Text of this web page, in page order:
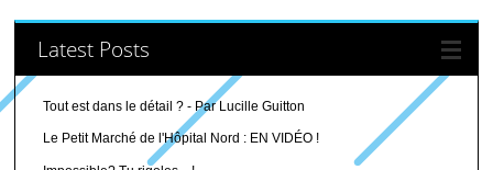
Latest Posts
Tout est dans le détail ? - Par Lucille Guitton
Le Petit Marché de l'Hôpital Nord : EN VIDÉO !